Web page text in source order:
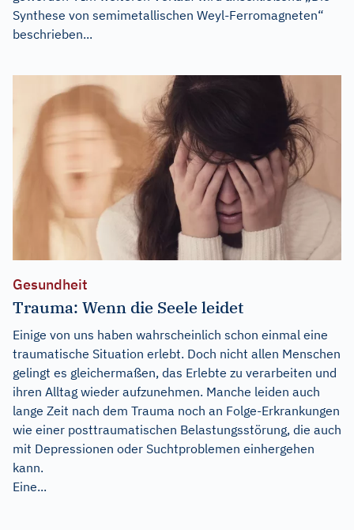
Synthese von semimetallischen Weyl-Ferromagneten“
beschrieben...
Gesundheit
Trauma: Wenn die Seele leidet
Einige von uns haben wahrscheinlich schon einmal eine
traumatische Situation erlebt. Doch nicht allen Menschen
gelingt es gleichermaßen, das Erlebte zu verarbeiten und
ihren Alltag wieder aufzunehmen. Manche leiden auch
lange Zeit nach dem Trauma noch an Folge-Erkrankungen
wie einer posttraumatischen Belastungsstörung, die auch
mit Depressionen oder Suchtproblemen einhergehen
kann.
Eine...